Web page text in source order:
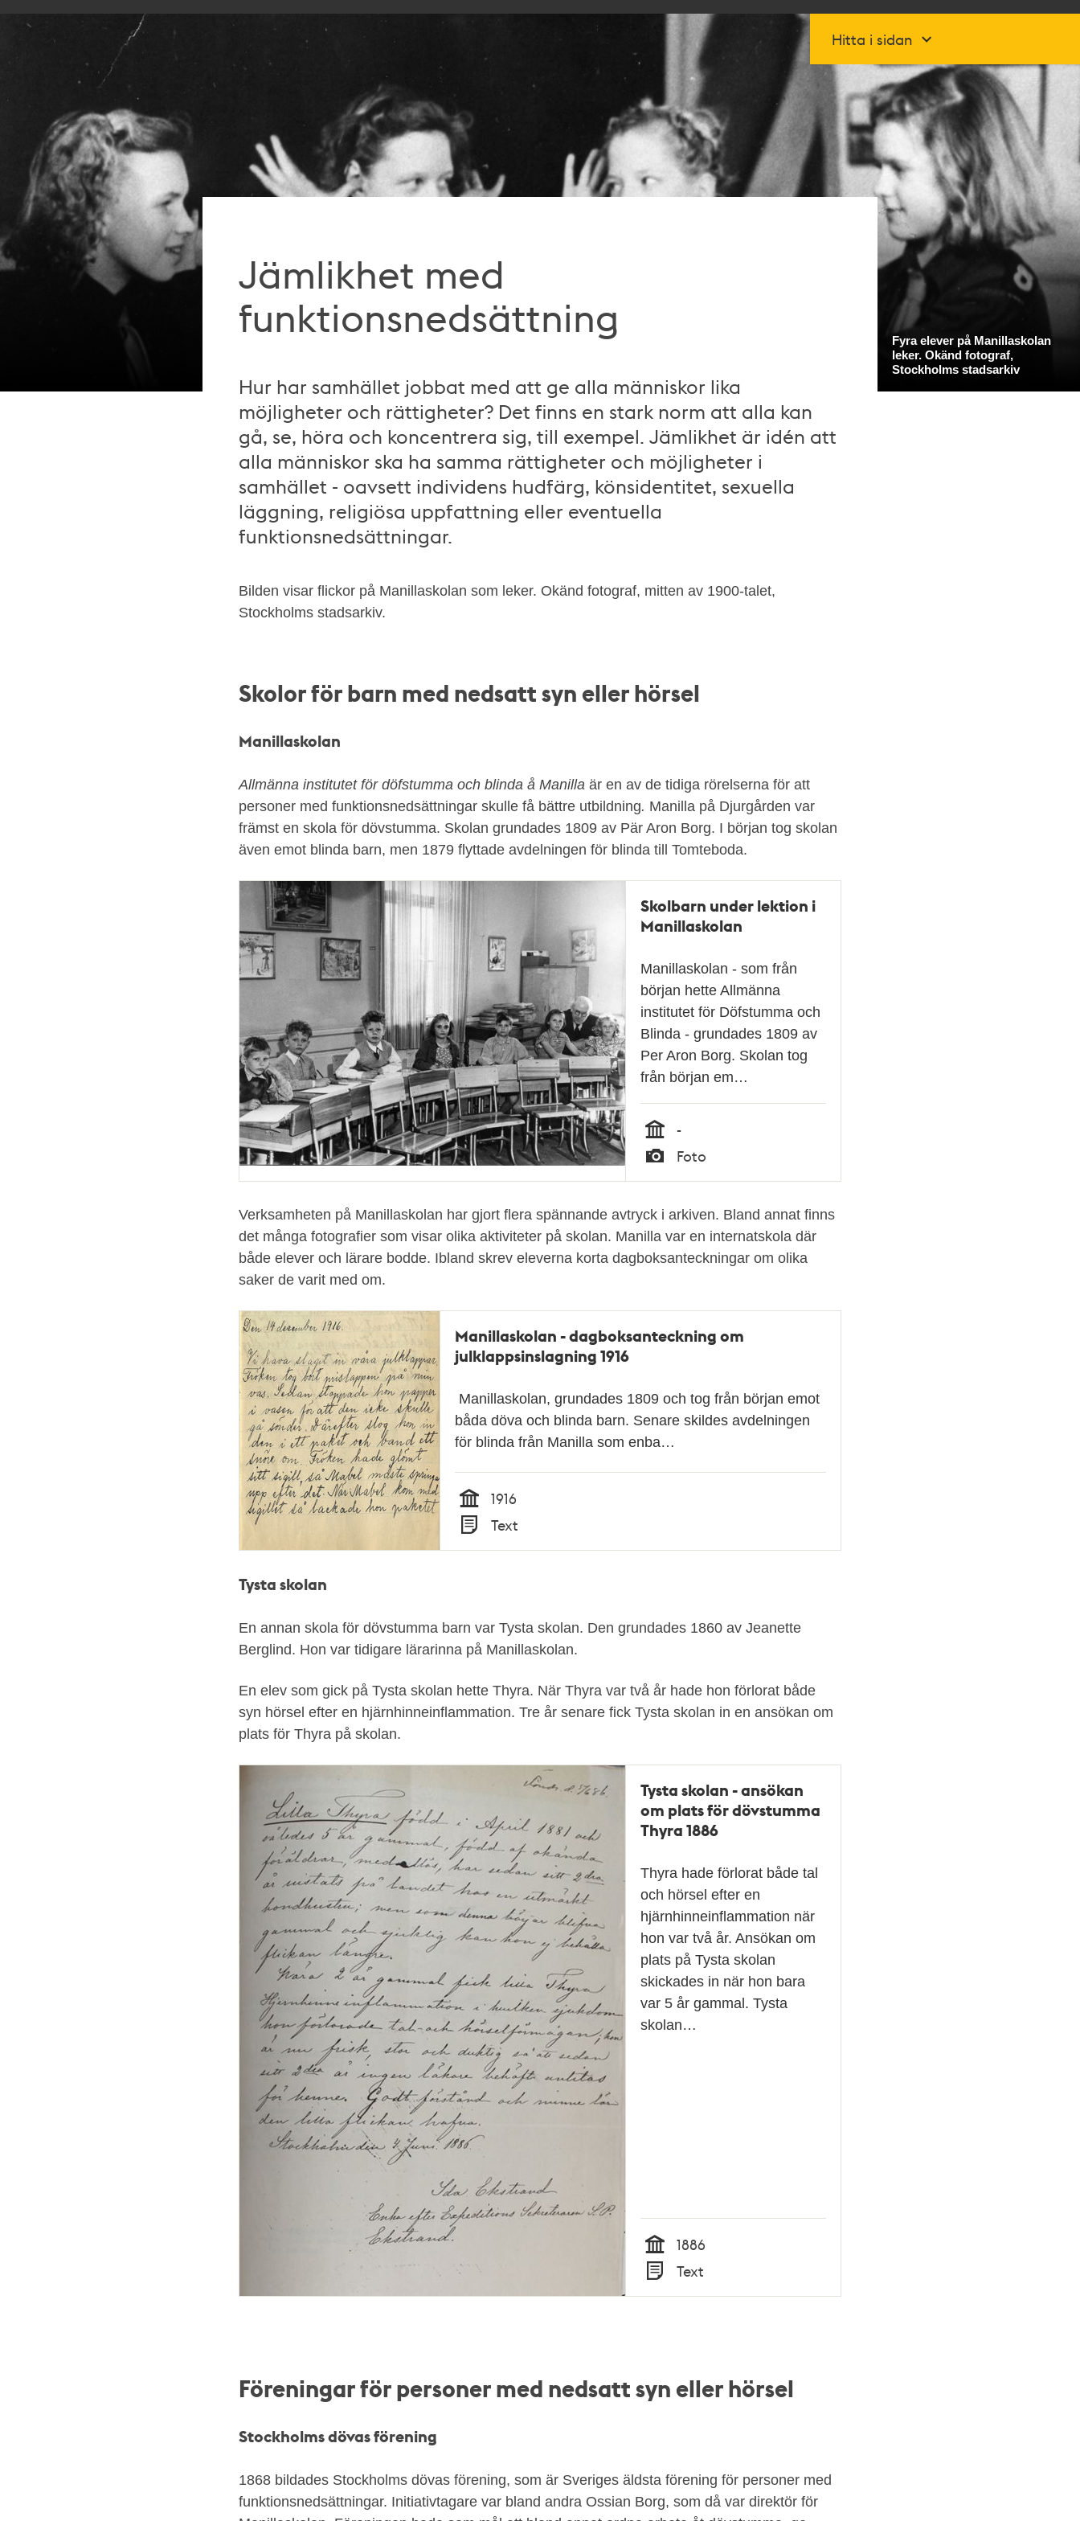
Hitta i sidan
Jämlikhet med
funktionsnedsättning
Hur har samhället jobbat med att ge alla människor lika
möjligheter och rättigheter? Det finns en stark norm att alla kan
gå, se, höra och koncentrera sig, till exempel. Jämlikhet är idén att
alla människor ska ha samma rättigheter och möjligheter i
samhället - oavsett individens hudfärg, könsidentitet, sexuella
läggning, religiösa uppfattning eller eventuella
funktionsnedsättningar.
Bilden visar flickor på Manillaskolan som leker. Okänd fotograf, mitten av 1900-talet,
Stockholms stadsarkiv.
Skolor för barn med nedsatt syn eller hörsel
Manillaskolan
Allmänna institutet för döfstumma och blinda å Manilla är en av de tidiga rörelserna för att
personer med funktionsnedsättningar skulle få bättre utbildning. Manilla på Djurgården var
främst en skola för dövstumma. Skolan grundades 1809 av Pär Aron Borg. I början tog skolan
även emot blinda barn, men 1879 flyttade avdelningen för blinda till Tomteboda.
Skolbarn under lektion i
Manillaskolan
Manillaskolan - som från
början hette Allmänna
institutet för Döfstumma och
Blinda - grundades 1809 av
Per Aron Borg. Skolan tog
från början em…
Tid
-
Typ
Foto
Verksamheten på Manillaskolan har gjort flera spännande avtryck i arkiven. Bland annat finns
det många fotografier som visar olika aktiviteter på skolan. Manilla var en internatskola där
både elever och lärare bodde. Ibland skrev eleverna korta dagboksanteckningar om olika
saker de varit med om.
Manillaskolan - dagboksanteckning om
julklappsinslagning 1916
Manillaskolan, grundades 1809 och tog från början emot
båda döva och blinda barn. Senare skildes avdelningen
för blinda från Manilla som enba…
Tid
1916
Typ
Text
Tysta skolan
En annan skola för dövstumma barn var Tysta skolan. Den grundades 1860 av Jeanette
Berglind. Hon var tidigare lärarinna på Manillaskolan.
En elev som gick på Tysta skolan hette Thyra. När Thyra var två år hade hon förlorat både
syn hörsel efter en hjärnhinneinflammation. Tre år senare fick Tysta skolan in en ansökan om
plats för Thyra på skolan.
Tysta skolan - ansökan
om plats för dövstumma
Thyra 1886
Thyra hade förlorat både tal
och hörsel efter en
hjärnhinneinflammation när
hon var två år. Ansökan om
plats på Tysta skolan
skickades in när hon bara
var 5 år gammal. Tysta
skolan…
Tid
1886
Typ
Text
Föreningar för personer med nedsatt syn eller hörsel
Stockholms dövas förening
1868 bildades Stockholms dövas förening, som är Sveriges äldsta förening för personer med
funktionsnedsättningar. Initiativtagare var bland andra Ossian Borg, som då var direktör för